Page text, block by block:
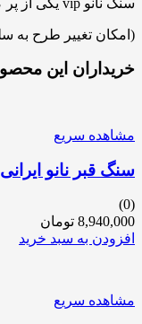
(امکان تغییر طرح به
خریداران این
مشاهده سریع
سنگ قبر نانو ایرانی
(0)
8,940,000 تومان
افزودن به سبد خرید
مشاهده سریع